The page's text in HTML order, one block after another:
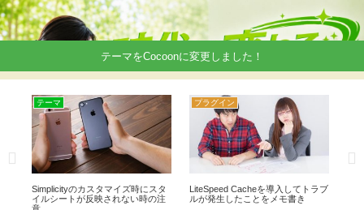
テーマをCocoonに変更しました！
テーマ
Simplicityのカスタマイズ時にスタ
イルシートが反映されない時の注
プラグイン
LiteSpeed Cacheを導入してトラブ
ルが発生したことをメモ書き